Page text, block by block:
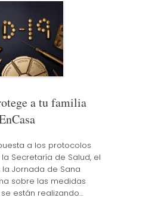
a tu familia
a los protocolos
Secretaría de Salud, el
la Jornada de Sana
sobre las medidas
están realizando…